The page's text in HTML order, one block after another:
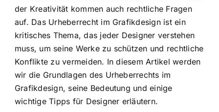
der Kreativität kommen auch rechtliche Fragen
auf. Das Urheberrecht im Grafikdesign ist ein
kritisches Thema, das jeder Designer verstehen
muss, um seine Werke zu schützen und rechtliche
Konflikte zu vermeiden. In diesem Artikel werden
wir die Grundlagen des Urheberrechts im
Grafikdesign, seine Bedeutung und einige
wichtige Tipps für Designer erläutern.